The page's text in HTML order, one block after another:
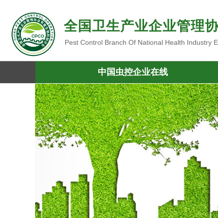
全国卫生产业企业管理
Pest Control Branch Of National Health Industry
中国虫控企业在线